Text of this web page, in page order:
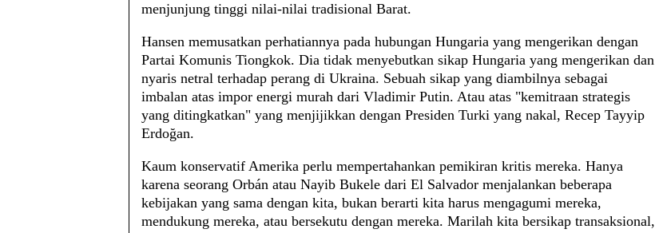
menjunjung tinggi nilai-nilai tradisional Barat.
Hansen memusatkan perhatiannya pada hubungan Hungaria yang mengerikan dengan
Partai Komunis Tiongkok. Dia tidak menyebutkan sikap Hungaria yang mengerikan dan
nyaris netral terhadap perang di Ukraina. Sebuah sikap yang diambilnya sebagai
imbalan atas impor energi murah dari Vladimir Putin. Atau atas "kemitraan strategis
yang ditingkatkan" yang menjijikkan dengan Presiden Turki yang nakal, Recep Tayyip
Erdoğan.
Kaum konservatif Amerika perlu mempertahankan pemikiran kritis mereka. Hanya
karena seorang Orbán atau Nayib Bukele dari El Salvador menjalankan beberapa
kebijakan yang sama dengan kita, bukan berarti kita harus mengagumi mereka,
mendukung mereka, atau bersekutu dengan mereka. Marilah kita bersikap transaksional,